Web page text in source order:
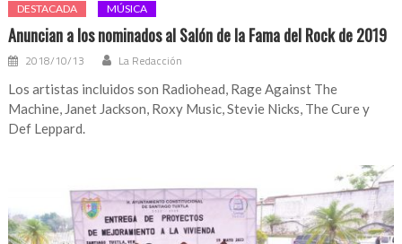
DESTACADA MÚSICA
Anuncian a los nominados al Salón de la Fama del Rock de 2019
2018/10/13 La Redacción
Los artistas incluidos son Radiohead, Rage Against The
Machine, Janet Jackson, Roxy Music, Stevie Nicks, The Cure y
Def Leppard.